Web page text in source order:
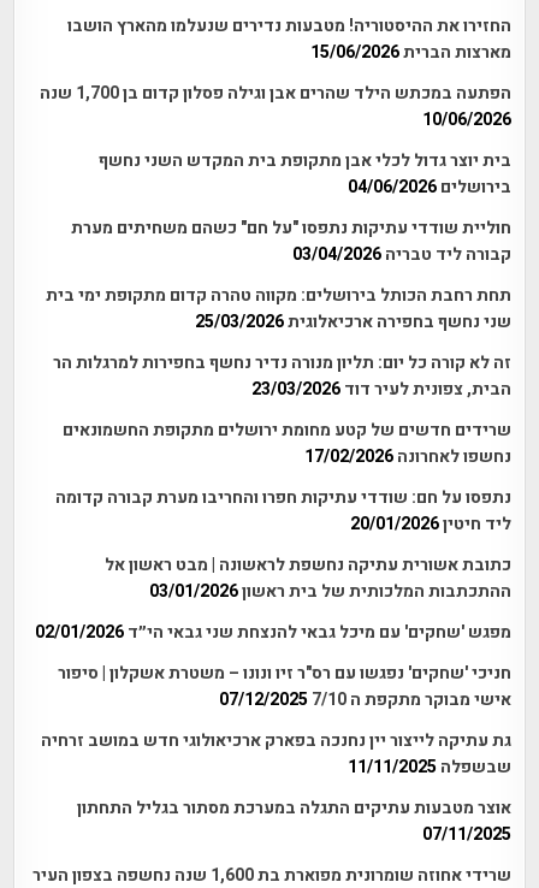
החזירו את ההיסטוריה! מטבעות נדירים שנעלמו מהארץ הושבו
מארצות הברית15/06/2026
הפתעה במכתש הילד שהרים אבן וגילה פסלון קדום בן 1,700 שנה
10/06/2026
בית יוצר גדול לכלי אבן מתקופת בית המקדש השני נחשף
בירושלים 04/06/2026
חוליית שודדי עתיקות נתפסו "על חם" כשהם משחיתים מערת
קבורה ליד טבריה 03/04/2026
תחת רחבת הכותל בירושלים: מקווה טהרה קדום מתקופת ימי בית
שני נחשף בחפירה ארכיאלוגית25/03/2026
זה לא קורה כל יום: תליון מנורה נדיר נחשף בחפירות למרגלות הר
הבית, צפונית לעיר דוד 23/03/2026
שרידים חדשים של קטע מחומת ירושלים מתקופת החשמונאים
נחשפו לאחרונה 17/02/2026
נתפסו על חם: שודדי עתיקות חפרו והחריבו מערת קבורה קדומה
ליד חיטין20/01/2026
כתובת אשורית עתיקה נחשפת לראשונה | מבט ראשון אל
ההתכתבות המלכותית של בית ראשון03/01/2026
מפגש 'שחקים' עם מיכל גבאי להנצחת שני גבאי הי״ד 02/01/2026
חניכי 'שחקים' נפגשו עם רס"ר זיו ונונו – משטרת אשקלון | סיפור
אישי מבוקר מתקפת ה 7/10
07/12/2025
גת עתיקה לייצור יין נחנכה בפארק ארכיאולוגי חדש במושב זרחיה
שבשפלה 11/11/2025
אוצר מטבעות עתיקים התגלה במערכת מסתור בגליל התחתון
07/11/2025
שרידי אחוזה שומרונית מפוארת בת 1,600 שנה נחשפה בצפון העיר